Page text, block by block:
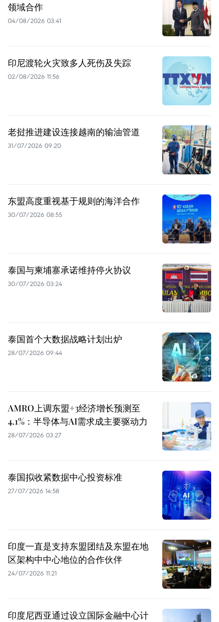
领域合作
04/08/2026 03:41
印尼渡轮火灾致多人死伤及失踪
02/08/2026 11:56
老挝推进建设连接越南的输油管道
31/07/2026 09:20
东盟高度重视基于规则的海洋合作
30/07/2026 08:55
泰国与柬埔寨承诺维持停火协议
30/07/2026 03:24
泰国首个大数据战略计划出炉
28/07/2026 09:44
AMRO上调东盟+3经济增长预测至
4.1%：半导体与AI需求成主要驱动力
28/07/2026 03:27
泰国拟收紧数据中心投资标准
27/07/2026 14:58
印度一直是支持东盟团结及东盟在地
区架构中中心地位的合作伙伴
24/07/2026 11:21
印度尼西亚通过设立国际金融中心计